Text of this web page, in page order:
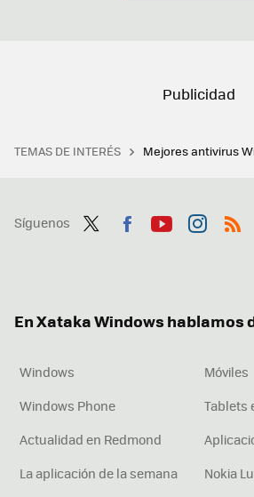
TEMAS DE INTERÉS Mejores antivirus
Síguenos
En Xataka Windows hablamos
Windows
Móviles
Windows Phone
Tablets
Actualidad en Redmond
La aplicación de la semana
Nokia